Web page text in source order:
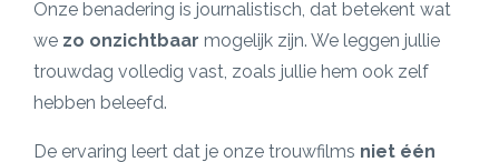
Onze benadering is journalistisch, dat betekent wat
we zo onzichtbaar mogelijk zijn. We leggen jullie
trouwdag volledig vast, zoals jullie hem ook zelf
hebben beleefd.
De ervaring leert dat je onze trouwfilms niet één